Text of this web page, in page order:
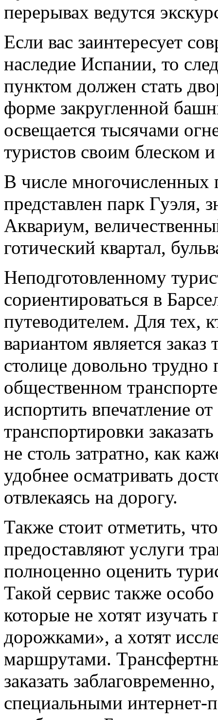
перерывах ведутся
Если вас заинтересует
наследие Испании, то
пунктом должен стать
форме закругленной
освещается тысячами
туристов своим блеском
В числе многочисленных
представлен парк Гуэля,
Аквариум,
готический квартал,
Неподготовленному
сориентироваться в
путеводителем. Для тех,
вариантом является
столице довольно трудно
общественном
испортить впечатление
транспортировки заказать
не столь затратно, как
удобнее осматривать
отвлекаясь на дорогу.
Также стоит отметить,
предоставляют услуги
полноценно оценить
Такой сервис также
которые не хотят
дорожками», а хотят
маршрутами.
заказать
специальными интернет-